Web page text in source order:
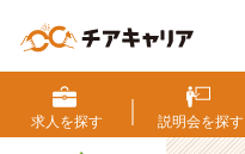
夢
や
目
求人を探す 説明会を探す